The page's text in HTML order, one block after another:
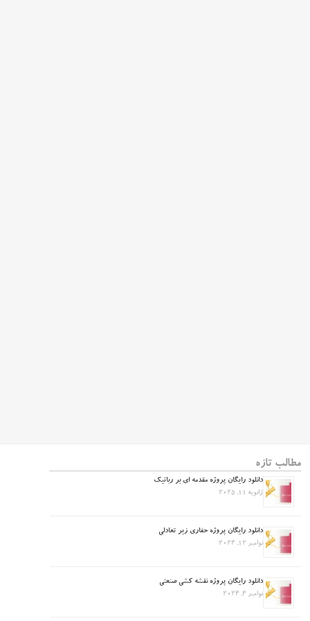
مطالب تازه
دانلود رایگان پروژه مقدمه ای بر رباتیک
ژانویه 11, 2025
دانلود رایگان پروژه حفاری زیر تعادلی
نوامبر 12, 2024
دانلود رایگان پروژه نقشه کشی صنعتی
نوامبر 4, 2024